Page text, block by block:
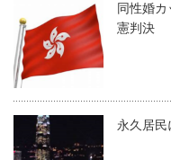
同性婚
憲判決
永久居